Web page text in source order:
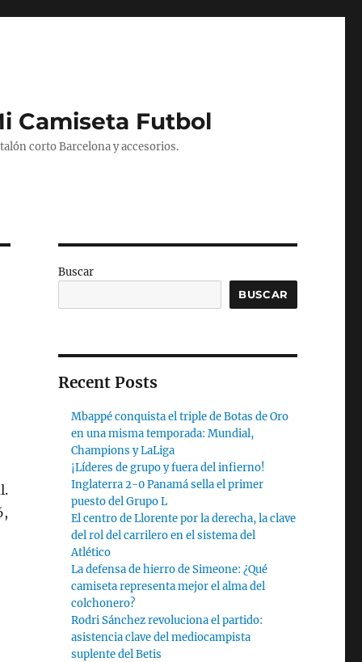
Camiseta Futbol
corto Barcelona y accesorios.
Buscar
BUSCAR
Recent Posts
Mbappé conquista el triple de Botas de Oro
en una misma temporada: Mundial,
Champions y LaLiga
¡Líderes de grupo y fuera del infierno!
Inglaterra 2-0 Panamá sella el primer
puesto del Grupo L
El centro de Llorente por la derecha, la clave
del rol del carrilero en el sistema del
Atlético
La defensa de hierro de Simeone: ¿Qué
camiseta representa mejor el alma del
colchonero?
Rodri Sánchez revoluciona el partido:
asistencia clave del mediocampista
suplente del Betis